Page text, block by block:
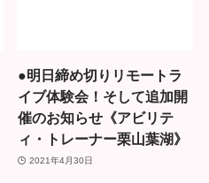
●明日締め切りリモートラ
イブ体験会！そして追加開
催のお知らせ《アビリテ
ィ・トレーナー栗山葉湖》
2021年4月30日